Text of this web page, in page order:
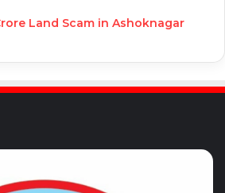
Land Scam in Ashoknagar